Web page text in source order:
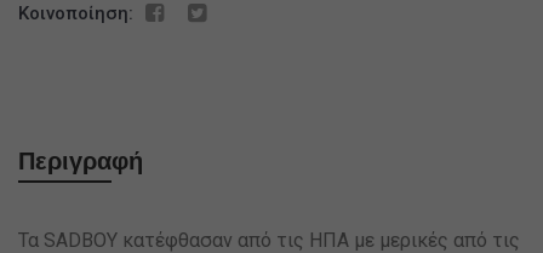
Κοινοποίηση:
Περιγραφή
Τα SADBOY κατέφθασαν από τις ΗΠΑ με μερικές από τις